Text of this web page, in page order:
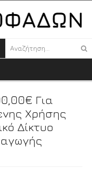
Για
Χρήσης
Δίκτυο